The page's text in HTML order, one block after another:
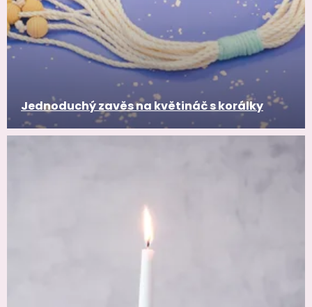
Jednoduchý zavěs na květináč s korálky